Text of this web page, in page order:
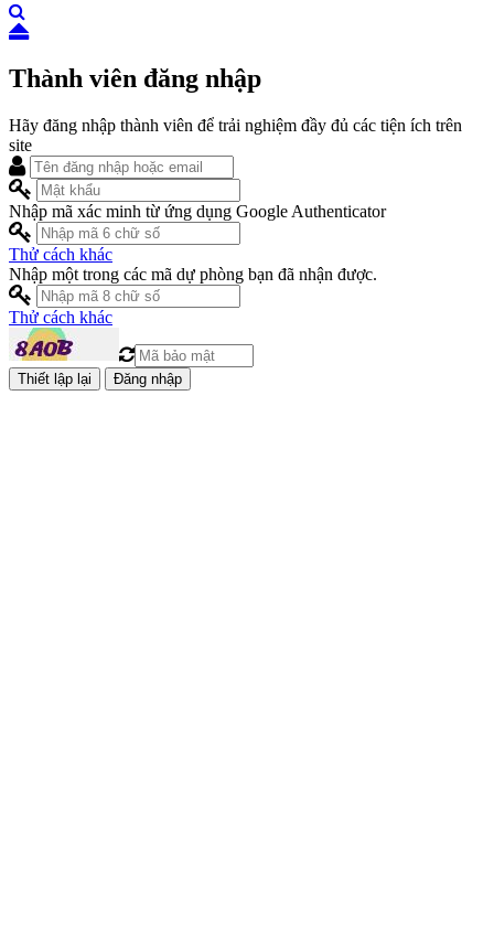
Thành viên đăng nhập
Hãy đăng nhập thành viên để trải nghiệm đầy đủ các tiện ích trên
site
Nhập mã xác minh từ ứng dụng Google Authenticator
Thử cách khác
Nhập một trong các mã dự phòng bạn đã nhận được.
Thử cách khác
Đăng nhập